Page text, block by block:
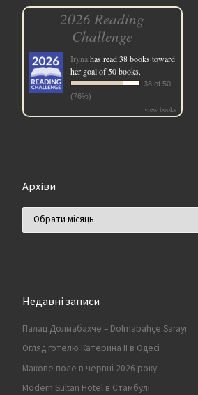
2026 Reading
Challenge
Irynahas read 38 books toward
her goal of 50 books.
38 of 50
(76%)
view books
Архіви
Недавні записи
Палац Долмабахче – Dolmabahçe Sarayı
Огляд готелю Катерина II в Одесі
Макове поле в червні 2026 року
Modern Sultan Hotel в Стамбулі